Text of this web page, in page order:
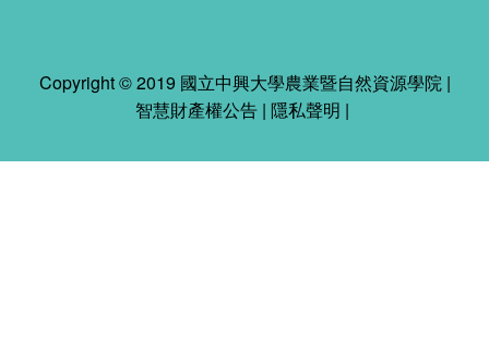
Copyright © 2019 國立中興大學農業暨自然資源學院 |
智慧財產權公告 | 隱私聲明 |